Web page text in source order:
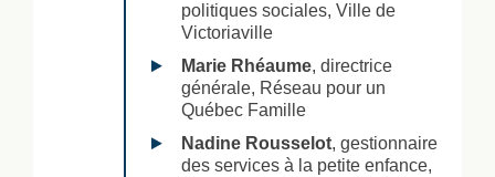
politiques sociales, Ville de
Victoriaville
Marie Rhéaume, directrice
générale, Réseau pour un
Québec Famille
Nadine Rousselot, gestionnaire
des services à la petite enfance,